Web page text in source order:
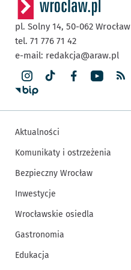
pl. Solny 14, 50-062 Wrocław
tel. 71 776 71 42
e-mail: redakcja@araw.pl
Aktualności
Komunikaty i ostrzeżenia
Bezpieczny Wrocław
Inwestycje
Wrocławskie osiedla
Gastronomia
Edukacja